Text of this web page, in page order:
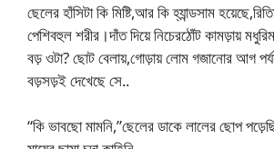
ছেলের হাঁসিটা কি মিষ্টি,আর কি হ্যান্ডসাম
পেশিবহুল শরীর।দাঁত দিয়ে নিচেরঠোঁট কামড়ায়
বড় ওটা? ছোট বেলায়,গোড়ায় লোম গজানোর আগ
বড়সড়ই দেখেছে সে..
“কি ভাবছো মামনি,”ছেলের ডাকে লালের ছোপ